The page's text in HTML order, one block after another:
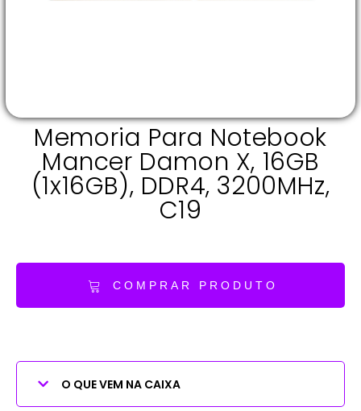
Memoria Para Notebook
Mancer Damon X, 16GB
(1x16GB), DDR4, 3200MHz,
C19
COMPRAR PRODUTO
O QUE VEM NA CAIXA